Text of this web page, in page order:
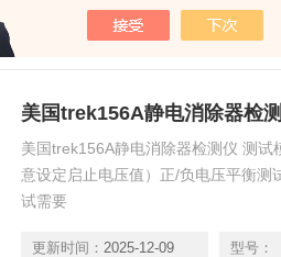
美国trek156A静电消除器检
美国trek156A静电消除器检测仪 测
意设定启止电压值）正/负电压平衡测
试需要
更新时间： 2025-12-09 型号：